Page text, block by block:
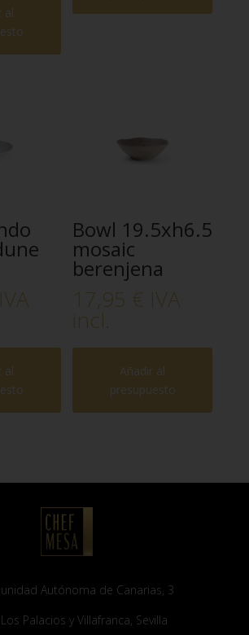
al
IVA
al
Bowl 19.5xh6.5
mosaic
berenjena
17,95 € IVA
incl.
Añadir al
presupuesto
Autónoma de Canarias, 3
Palacios y Villafranca, Sevilla